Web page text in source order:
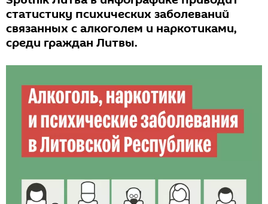
статистику психических заболеваний
связанных с алкоголем и наркотиками,
среди граждан Литвы.